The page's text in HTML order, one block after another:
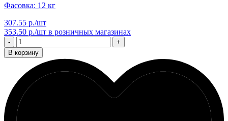
Фасовка: 12 кг
307.55 р./шт
353.50 р./шт в розничных магазинах
-
+
В корзину